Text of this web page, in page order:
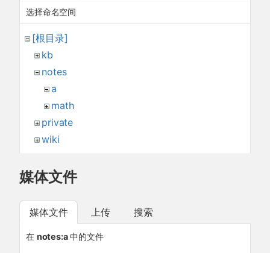
选择命名空间
[根目录]
kb
notes
a
math
private
wiki
媒体文件
媒体文件 上传 搜索
在 notes:a中的文件